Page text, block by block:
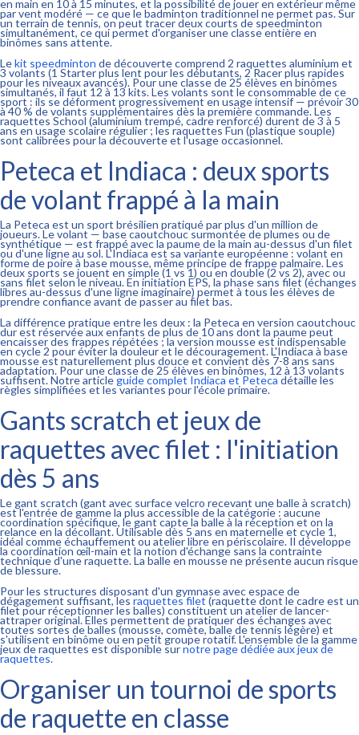
en main en 10 à 15 minutes, et la possibilité de jouer en extérieur même
par vent modéré — ce que le badminton traditionnel ne permet pas. Sur
un terrain de tennis, on peut tracer deux courts de speedminton
simultanément, ce qui permet d'organiser une classe entière en
binômes sans attente.
Lekit speedminton de découverte comprend 2 raquettes aluminium et
3 volants (1 Starter plus lent pour les débutants, 2 Racer plus rapides
pour les niveaux avancés). Pour une classe de 25 élèves en binômes
simultanés, il faut 12 à 13 kits. Les volants sont le consommable de ce
sport : ils se déforment progressivement en usage intensif — prévoir 30
à 40 % de volants supplémentaires dès la première commande. Les
raquettes School (aluminium trempé, cadre renforcé) durent de 3 à 5
ans en usage scolaire régulier ; les raquettes Fun (plastique souple)
sont calibrées pour la découverte et l'usage occasionnel.
Peteca et Indiaca : deux sports
de volant frappé à la main
La Peteca est un sport brésilien pratiqué par plus d'un million de
joueurs. Le volant — base caoutchouc surmontée de plumes ou de
synthétique — est frappé avec la paume de la main au-dessus d'un filet
ou d'une ligne au sol. L'Indiaca est sa variante européenne : volant en
forme de poire à base mousse, même principe de frappe palmaire. Les
deux sports se jouent en simple (1 vs 1) ou en double (2 vs 2), avec ou
sans filet selon le niveau. En initiation EPS, la phase sans filet (échanges
libres au-dessus d'une ligne imaginaire) permet à tous les élèves de
prendre confiance avant de passer au filet bas.
La différence pratique entre les deux : la Peteca en version caoutchouc
dur est réservée aux enfants de plus de 10 ans dont la paume peut
encaisser des frappes répétées ; la version mousse est indispensable
en cycle 2 pour éviter la douleur et le découragement. L'Indiaca à base
mousse est naturellement plus douce et convient dès 7-8 ans sans
adaptation. Pour une classe de 25 élèves en binômes, 12 à 13 volants
suffisent. Notre articleguide complet Indiaca et Peteca détaille les
règles simplifiées et les variantes pour l'école primaire.
Gants scratch et jeux de
raquettes avec filet : l'initiation
dès 5 ans
Le gant scratch (gant avec surface velcro recevant une balle à scratch)
est l'entrée de gamme la plus accessible de la catégorie : aucune
coordination spécifique, le gant capte la balle à la réception et on la
relance en la décollant. Utilisable dès 5 ans en maternelle et cycle 1,
idéal comme échauffement ou atelier libre en périscolaire. Il développe
la coordination œil-main et la notion d'échange sans la contrainte
technique d'une raquette. La balle en mousse ne présente aucun risque
de blessure.
Pour les structures disposant d'un gymnase avec espace de
dégagement suffisant, les raquettes filet (raquette dont le cadre est un
filet pour réceptionner les balles) constituent un atelier de lancer-
attraper original. Elles permettent de pratiquer des échanges avec
toutes sortes de balles (mousse, comète, balle de tennis légère) et
s'utilisent en binôme ou en petit groupe rotatif. L'ensemble de la gamme
jeux de raquettes est disponible surnotre page dédiée aux jeux de
raquettes.
Organiser un tournoi de sports
de raquette en classe